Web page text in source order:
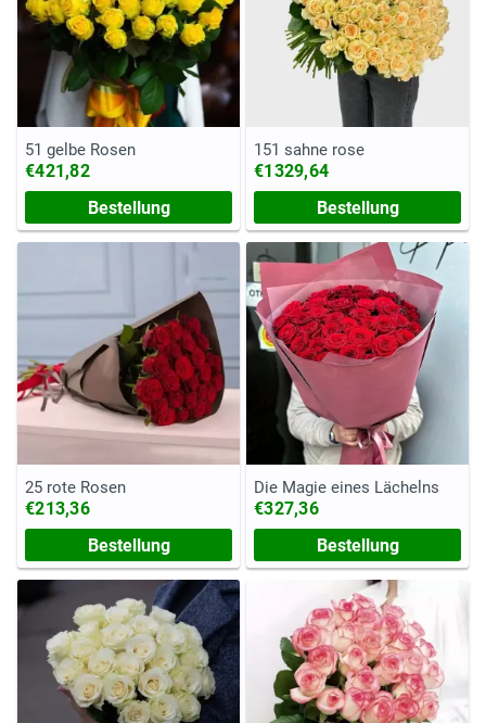
51 gelbe Rosen
€421,82
Bestellung
151 sahne rose
€1329,64
Bestellung
25 rote Rosen
€213,36
Bestellung
Die Magie eines Lächelns
€327,36
Bestellung